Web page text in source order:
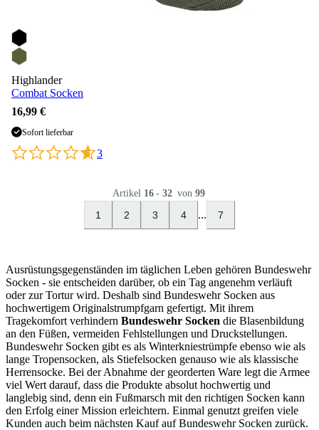
Highlander
Combat Socken
16,99 €
Sofort lieferbar
3
Artikel 16 -32 von 99
1 2 3 4 ... 7
Ausrüstungsgegenständen im täglichen Leben gehören Bundeswehr
Socken - sie entscheiden darüber, ob ein Tag angenehm verläuft
oder zur Tortur wird. Deshalb sind Bundeswehr Socken aus
hochwertigem Originalstrumpfgarn gefertigt. Mit ihrem
Tragekomfort verhindern Bundeswehr Socken die Blasenbildung
an den Füßen, vermeiden Fehlstellungen und Druckstellungen.
Bundeswehr Socken gibt es als Winterkniestrümpfe ebenso wie als
lange Tropensocken, als Stiefelsocken genauso wie als klassische
Herrensocke. Bei der Abnahme der georderten Ware legt die Armee
viel Wert darauf, dass die Produkte absolut hochwertig und
langlebig sind, denn ein Fußmarsch mit den richtigen Socken kann
den Erfolg einer Mission erleichtern. Einmal genutzt greifen viele
Kunden auch beim nächsten Kauf auf Bundeswehr Socken zurück.